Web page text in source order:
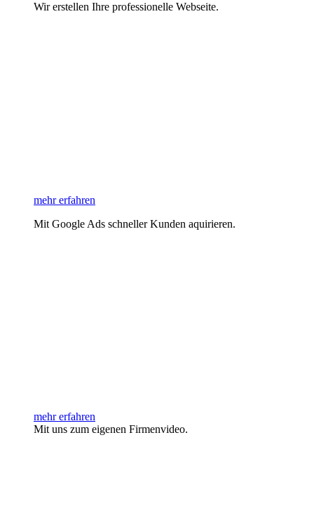
Wir erstellen Ihre professionelle Webseite.
mehr erfahren
Mit Google Ads schneller Kunden aquirieren.
mehr erfahren
Mit uns zum eigenen Firmenvideo.